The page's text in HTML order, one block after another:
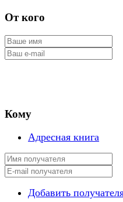
От кого
Кому
Адресная книга
Добавить